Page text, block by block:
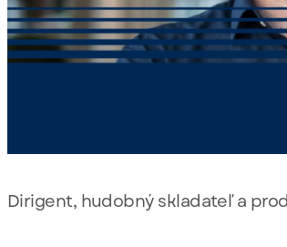
Dirigent, hudobný skladateľ a